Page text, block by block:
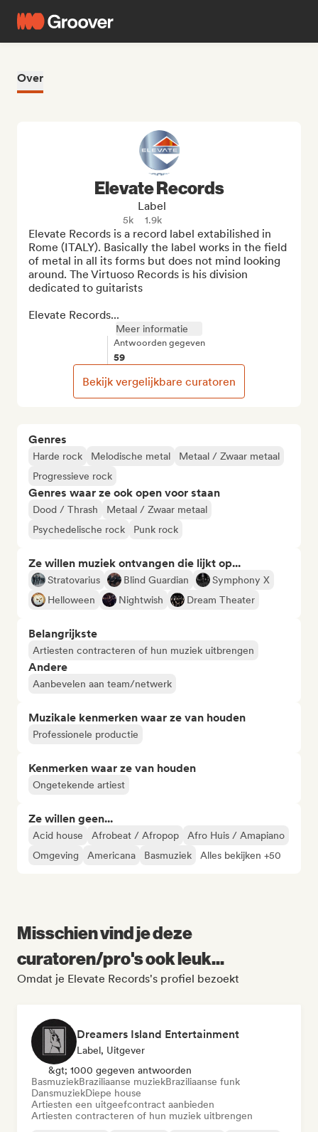
Over
Genres
Harde rock Melodische metal
Metaal / Zwaar metaal
Progressieve rock
Genres waar ze ook open voor staan
Dood / Thrash
Metaal / Zwaar metaal
Psychedelische rock
Punk rock
Ze willen muziek ontvangen die lijkt op...
Stratovarius Blind Guardian
Symphony X
Helloween
Nightwish Dream Theater
Belangrijkste
Artiesten contracteren of hun muziek uitbrengen
Andere
Aanbevelen aan team/netwerk
Muzikale kenmerken waar ze van houden
Professionele productie
Kenmerken waar ze van houden
Ongetekende artiest
Ze willen geen...
Acid house Afrobeat / Afropop
Afro Huis / Amapiano
Omgeving
Americana Basmuziek Alles bekijken +50
Elevate Records
Label
5k 1.9k
Elevate Records is a record label extabilished in
Rome (ITALY). Basically the label works in the field
of metal in all its forms but does not mind looking
around. The Virtuoso Records is his division
dedicated to guitarists
Elevate Records...
Meer informatie
Antwoorden gegeven
59
Bekijk vergelijkbare curatoren
Misschien vind je deze
curatoren/pro's ook leuk...
Omdat je Elevate Records's profiel bezoekt
Dreamers Island Entertainment
Label, Uitgever
&gt; 1000 gegeven antwoorden
BasmuziekBraziliaanse muziekBraziliaanse funk
DansmuziekDiepe house
Artiesten een uitgeefcontract aanbieden
Artiesten contracteren of hun muziek uitbrengen